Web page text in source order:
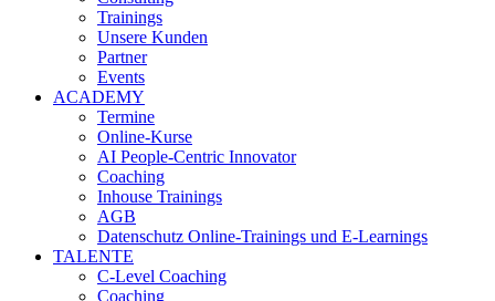
Trainings
Unsere Kunden
Partner
Events
ACADEMY
Termine
Online-Kurse
AI People-Centric Innovator
Coaching
Inhouse Trainings
AGB
Datenschutz Online-Trainings und E-Learnings
TALENTE
C-Level Coaching
Coaching